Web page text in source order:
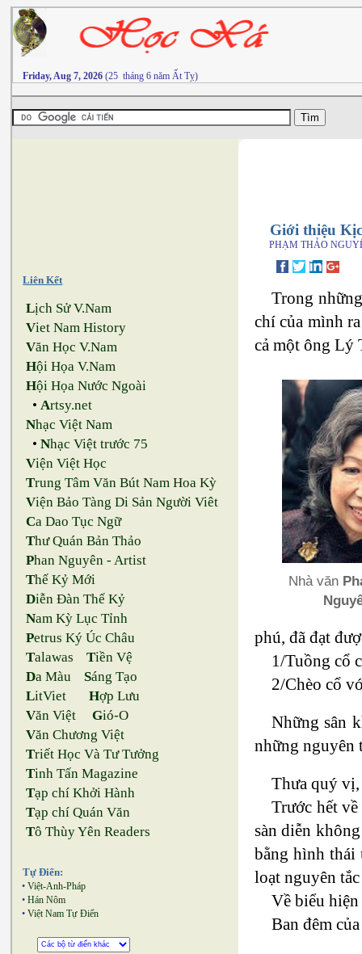
Friday, Aug 7, 2026 (25 tháng 6 năm Ất Tỵ)
Liên Kết
Lịch Sử V.Nam
Viet Nam History
Văn Học V.Nam
Hội Họa V.Nam
Hội Họa Nước Ngoài
•Artsy.net
Nhạc Việt Nam
•Nhạc Việt trước 75
Viện Việt Học
Trung Tâm Văn Bút Nam Hoa Kỳ
Viện Bảo Tàng Di Sản Người Viêt
Ca Dao Tục Ngữ
Thư Quán Bản Thảo
Phan Nguyên - Artist
Thế Kỷ Mới
Diễn Đàn Thế Kỷ
Nam Kỳ Lục Tỉnh
Petrus Ký Úc Châu
Talawas Tiền Vệ
Da Màu Sáng Tạo
LitViet Hợp Lưu
Văn Việt Gió-O
Văn Chương Việt
Triết Học Và Tư Tưởng
Tinh Tấn Magazine
Tạp chí Khởi Hành
Tạp chí Quán Văn
Tô Thùy Yên Readers
Tự Điển:
• Việt-Anh-Pháp
• Hán Nôm
• Việt Nam Tự Điển
Giới thiệu
PHẠM THẢO
Trong
chí của mình
cả một ông Lý
Nhà văn
phú, đã đạt
1/Tuồng cổ
2/Chèo cổ
Những sân
những nguyên
Thưa quý vị,
Trước hết
sàn diễn
bằng hình thái
loạt nguyên
Về biểu
Ban đêm